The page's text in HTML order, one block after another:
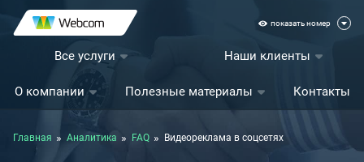
показать номер
Все услуги Наши клиенты
О компании Полезные материалы Контакты
Главная Аналитика FAQ Видеореклама в соцсетях